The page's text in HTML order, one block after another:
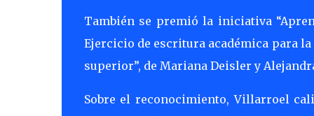
También se premió la iniciativa
Ejercicio de escritura académica para
superior”, de Mariana Deisler y
Sobre el reconocimiento, Villarroel